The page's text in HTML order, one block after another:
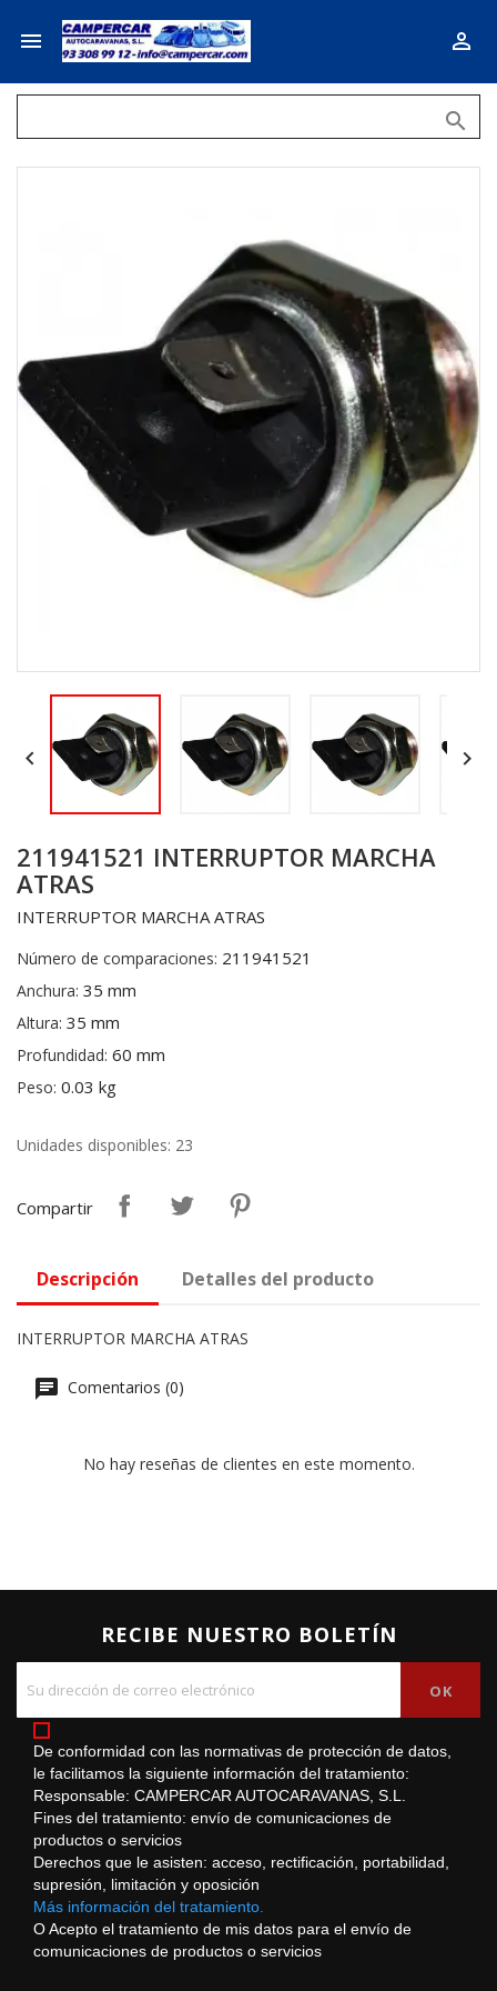
 

 
211941521 INTERRUPTOR MARCHA
ATRAS
INTERRUPTOR MARCHA ATRAS
Número de comparaciones: 211941521
Anchura: 35 mm
Altura: 35 mm
Profundidad: 60 mm
Peso: 0.03 kg
Unidades disponibles: 23
Compartir
Descripción Detalles del producto
INTERRUPTOR MARCHA ATRAS
Comentarios (0)
No hay reseñas de clientes en este momento.
RECIBE NUESTRO BOLETÍN
De conformidad con las normativas de protección de datos,
le facilitamos la siguiente información del tratamiento:
Responsable: CAMPERCAR AUTOCARAVANAS, S.L.
Fines del tratamiento: envío de comunicaciones de
productos o servicios
Derechos que le asisten: acceso, rectificación, portabilidad,
supresión, limitación y oposición
Más información del tratamiento.
O Acepto el tratamiento de mis datos para el envío de
comunicaciones de productos o servicios